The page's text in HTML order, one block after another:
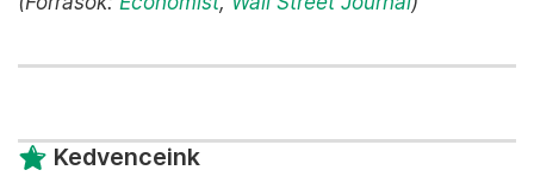
Kedvenceink